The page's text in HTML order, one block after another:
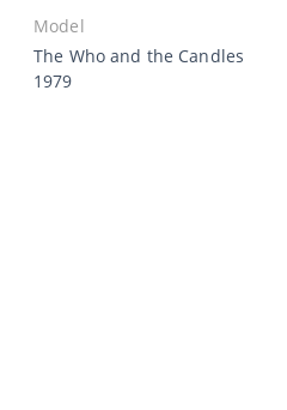
Model
The Who and the Candles
1979